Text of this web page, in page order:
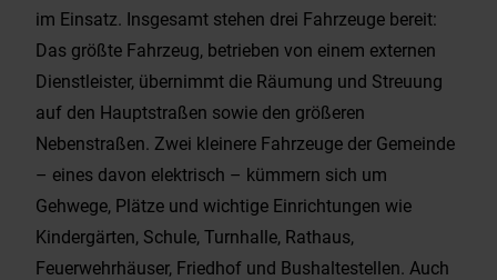
im Einsatz. Insgesamt stehen drei Fahrzeuge bereit:
Das größte Fahrzeug, betrieben von einem externen
Dienstleister, übernimmt die Räumung und Streuung
auf den Hauptstraßen sowie den größeren
Nebenstraßen. Zwei kleinere Fahrzeuge der Gemeinde
– eines davon elektrisch – kümmern sich um
Gehwege, Plätze und wichtige Einrichtungen wie
Kindergärten, Schule, Turnhalle, Rathaus,
Feuerwehrhäuser, Friedhof und Bushaltestellen. Auch